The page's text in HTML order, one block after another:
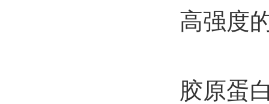
高强度
胶原蛋